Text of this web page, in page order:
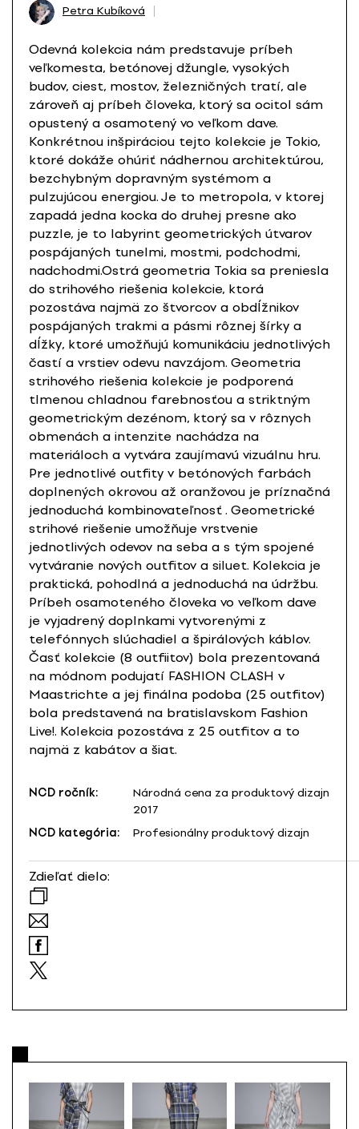
Petra Kubíková
Odevná kolekcia nám predstavuje príbeh
veľkomesta, betónovej džungle, vysokých
budov, ciest, mostov, železničných tratí, ale
zároveň aj príbeh človeka, ktorý sa ocitol sám
opustený a osamotený vo veľkom dave.
Konkrétnou inšpiráciou tejto kolekcie je Tokio,
ktoré dokáže ohúriť nádhernou architektúrou,
bezchybným dopravným systémom a
pulzujúcou energiou. Je to metropola, v ktorej
zapadá jedna kocka do druhej presne ako
puzzle, je to labyrint geometrických útvarov
pospájaných tunelmi, mostmi, podchodmi,
nadchodmi.Ostrá geometria Tokia sa preniesla
do strihového riešenia kolekcie, ktorá
pozostáva najmä zo štvorcov a obdĺžnikov
pospájaných trakmi a pásmi rôznej šírky a
dĺžky, ktoré umožňujú komunikáciu jednotlivých
častí a vrstiev odevu navzájom. Geometria
strihového riešenia kolekcie je podporená
tlmenou chladnou farebnosťou a striktným
geometrickým dezénom, ktorý sa v rôznych
obmenách a intenzite nachádza na
materiáloch a vytvára zaujímavú vizuálnu hru.
Pre jednotlivé outfity v betónových farbách
doplnených okrovou až oranžovou je príznačná
jednoduchá kombinovateľnosť . Geometrické
strihové riešenie umožňuje vrstvenie
jednotlivých odevov na seba a s tým spojené
vytváranie nových outfitov a siluet. Kolekcia je
praktická, pohodlná a jednoduchá na údržbu.
Príbeh osamoteného človeka vo veľkom dave
je vyjadrený doplnkami vytvorenými z
telefónnych slúchadiel a špirálových káblov.
Časť kolekcie (8 outfiitov) bola prezentovaná
na módnom podujatí FASHION CLASH v
Maastrichte a jej finálna podoba (25 outfitov)
bola predstavená na bratislavskom Fashion
Live!. Kolekcia pozostáva z 25 outfitov a to
najmä z kabátov a šiat.
NCD ročník:
Národná cena za produktový dizajn
2017
NCD kategória:
Profesionálny produktový dizajn
Zdieľať dielo: